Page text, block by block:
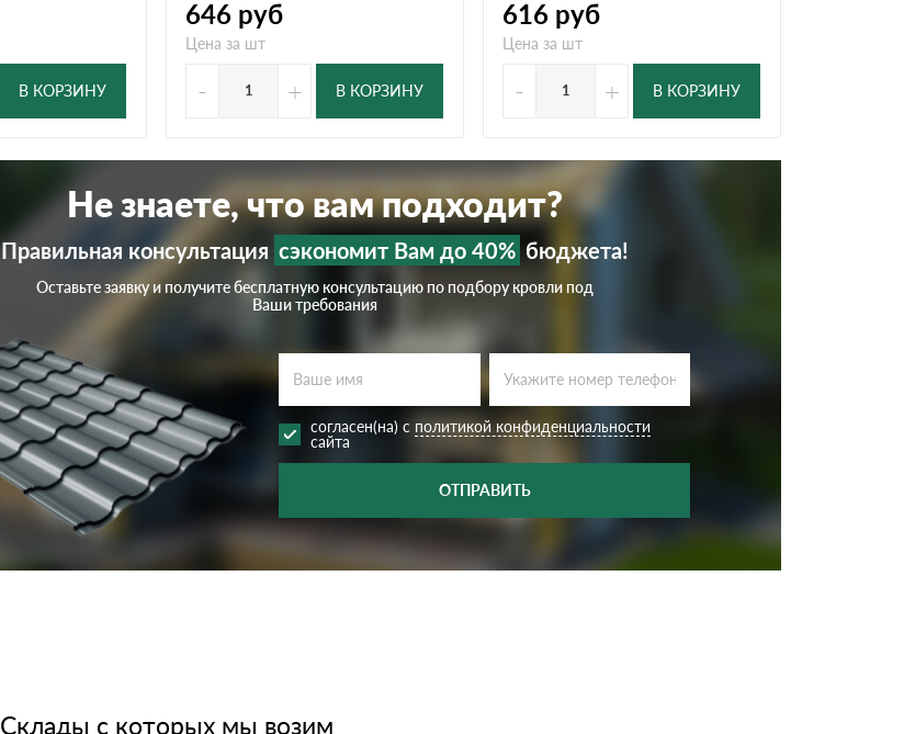
В КОРЗИНУ
646 руб
Цена за шт
- + В КОРЗИНУ
616 руб
Цена за шт
- + В КОРЗИНУ
Не знаете, что вам подходит?
Правильная консультация сэкономит Вам до 40% бюджета!
Оставьте заявку и получите бесплатную консультацию по подбору кровли под
Ваши требования
согласен(на) с политикой конфиденциальности
сайта
ОТПРАВИТЬ
Склады с которых мы возим